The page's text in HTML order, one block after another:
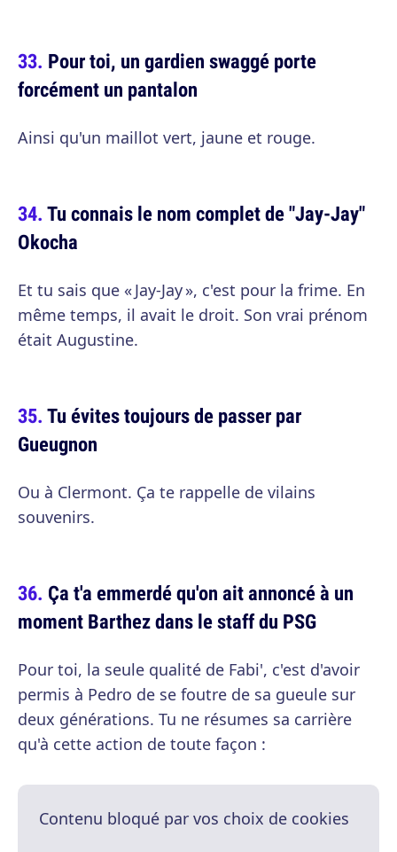
Pour toi, un gardien swaggé porte
forcément un pantalon
Ainsi qu'un maillot vert, jaune et rouge.
Tu connais le nom complet de "Jay-Jay"
Okocha
Et tu sais que « Jay-Jay », c'est pour la frime. En
même temps, il avait le droit. Son vrai prénom
était Augustine.
Tu évites toujours de passer par
Gueugnon
Ou à Clermont. Ça te rappelle de vilains
souvenirs.
Ça t'a emmerdé qu'on ait annoncé à un
moment Barthez dans le staff du PSG
Pour toi, la seule qualité de Fabi', c'est d'avoir
permis à Pedro de se foutre de sa gueule sur
deux générations. Tu ne résumes sa carrière
qu'à cette action de toute façon :
Contenu bloqué par vos choix de cookies